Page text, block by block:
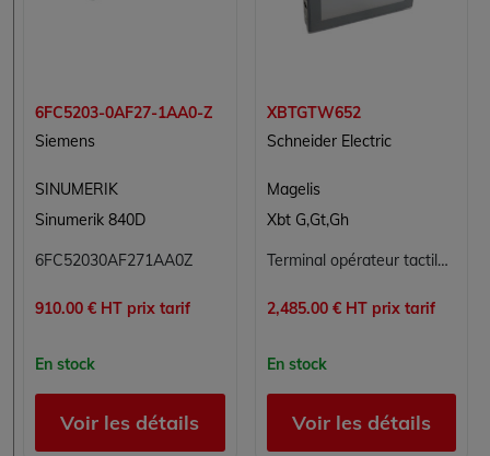
6FC5203-0AF27-1AA0-Z
Siemens
SINUMERIK
Sinumerik 840D
6FC52030AF271AA0Z
910.00 € HT prix tarif
En stock
Voir les détails
XBTGTW652
Schneider Electric
Magelis
Xbt G,Gt,Gh
Terminal opérateur tactile Magelis XBTGTW652 Schneider Electric 12 pouces SVGA Windows CE
2,485.00 € HT prix tarif
En stock
Voir les détails